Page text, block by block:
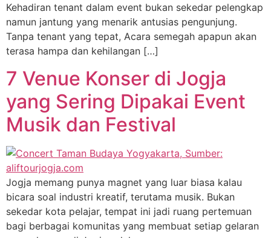
Kehadiran tenant dalam event bukan sekedar pelengkap
namun jantung yang menarik antusias pengunjung.
Tanpa tenant yang tepat, Acara semegah apapun akan
terasa hampa dan kehilangan […]
7 Venue Konser di Jogja
yang Sering Dipakai Event
Musik dan Festival
Jogja memang punya magnet yang luar biasa kalau
bicara soal industri kreatif, terutama musik. Bukan
sekedar kota pelajar, tempat ini jadi ruang pertemuan
bagi berbagai komunitas yang membuat setiap gelaran